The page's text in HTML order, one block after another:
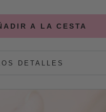
A LA CESTA
DETALLES